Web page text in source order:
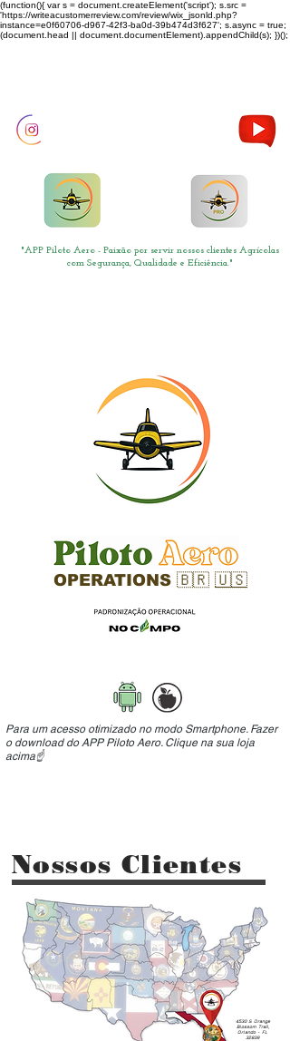
(function(){ var s = document.createElement('script'); s.src =
'https://writeacustomerreview.com/review/wix_jsonld.php?
instance=e0f60706-d967-42f3-ba0d-39b474d3f627'; s.async = true;
(document.head || document.documentElement).appendChild(s); })();
"APP Piloto Aero - Paixão por servir nossos clientes Agrícolas
com Segurança, Qualidade e Eficiência."
OPERATIONS 🇧🇷 🇺🇸
Para um acesso otimizado no modo Smartphone. Fazer
o download do APP Piloto Aero. Clique na sua loja
acima☝️
Nossos Clientes
4530 S. Orange
Blossom Trail,
Orlando - FL
32839